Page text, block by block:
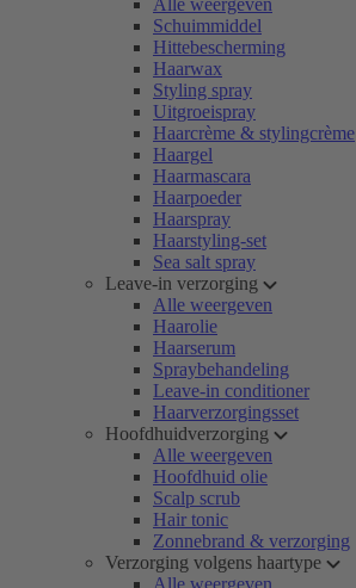
Alle weergeven
Schuimmiddel
Hittebescherming
Haarwax
Styling spray
Uitgroeispray
Haarcrème & stylingcrème
Haargel
Haarmascara
Haarpoeder
Haarspray
Haarstyling-set
Sea salt spray
Leave-in verzorging
Alle weergeven
Haarolie
Haarserum
Spraybehandeling
Leave-in conditioner
Haarverzorgingsset
Hoofdhuidverzorging
Alle weergeven
Hoofdhuid olie
Scalp scrub
Hair tonic
Zonnebrand & verzorging
Verzorging volgens haartype
Alle weergeven